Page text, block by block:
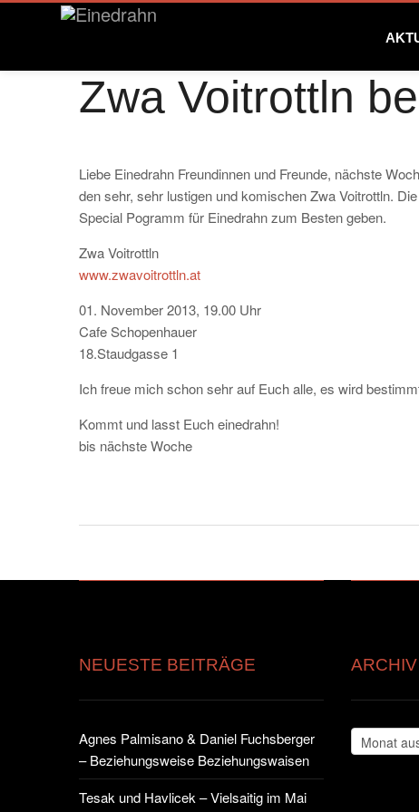
Zwa Voitrottln
Liebe Einedrahn Freundinnen und Freunde, nächste
den sehr, sehr lustigen und komischen Zwa Voitrottln.
Special Pogramm für Einedrahn zum Besten geben.
Zwa Voitrottln
www.zwavoitrottln.at
01. November 2013, 19.00 Uhr
Cafe Schopenhauer
18.Staudgasse 1
Ich freue mich schon sehr auf Euch alle, es wird
Kommt und lasst Euch einedrahn!
bis nächste Woche
NEUESTE BEITRÄGE
Agnes Palmisano & Daniel Fuchsberger
– Beziehungsweise Beziehungswaisen
Tesak und Havlicek – Vielsaitig im Mai
ARCHIV
Archiv